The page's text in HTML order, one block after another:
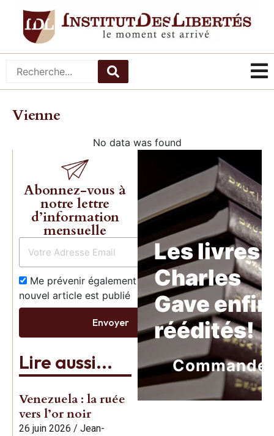
Vienne
No data was found
Abonnez-vous à
notre lettre
d’information
mensuelle
Me prévenir également dès qu’un
nouvel article est publié
Envoyer
Lire aussi...
Venezuela : la ruée
vers l’or noir
26 juin 2026 / Jean-
Les livres
Charles
Gave enfin
réédités!